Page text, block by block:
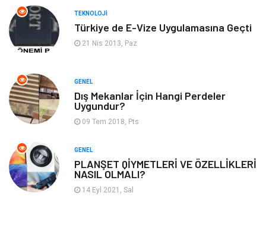
Görsel
Hediyelik Eşya Kültür
Anahtar Kelime Penguen
Hosting
TEKNOLOJI
Türkiye de E-Vize Uygulamasına Geçti
21 Nis 2013, Paz
GENEL
Dış Mekanlar İçin Hangi Perdeler
Uygundur?
09 Tem 2018, Pts
GENEL
PLANŞET QİYMETLERİ VE ÖZELLİKLERİ
NASIL OLMALI?
14 Eyl 2021, Sal